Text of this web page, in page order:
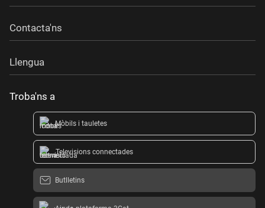
Contacta'ns
Llengua
Troba'ns a
Mòbils i tauletes
Televisions connectades
Butlletins